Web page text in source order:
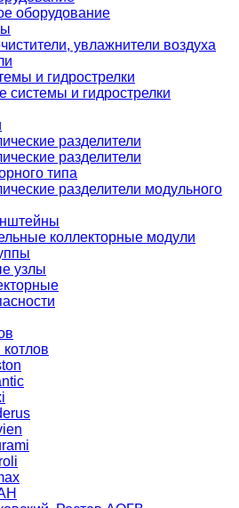
оборудование
увлажнители воздуха
и гидрострелки
системы и гидрострелки
разделители
разделители
типа
разделители модульного
коллекторные модули
узлы